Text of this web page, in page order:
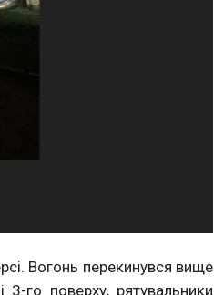
Вогонь перекинувся вище
го поверху, рятувальники